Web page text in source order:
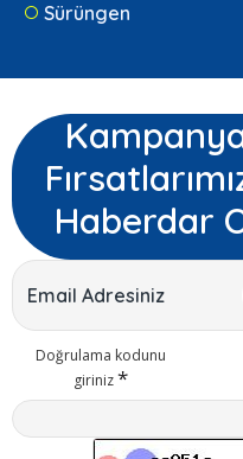
Sürüngen
Haberdar
Doğrulama kodunu
giriniz